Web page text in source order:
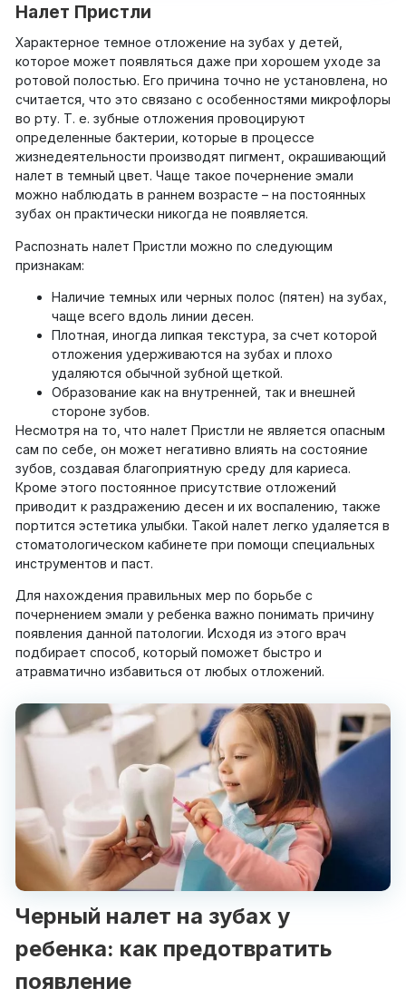
Налет Пристли
Характерное темное отложение на зубах у детей,
которое может появляться даже при хорошем уходе за
ротовой полостью. Его причина точно не установлена, но
считается, что это связано с особенностями микрофлоры
во рту. Т. е. зубные отложения провоцируют
определенные бактерии, которые в процессе
жизнедеятельности производят пигмент, окрашивающий
налет в темный цвет. Чаще такое почернение эмали
можно наблюдать в раннем возрасте – на постоянных
зубах он практически никогда не появляется.
Распознать налет Пристли можно по следующим
признакам:
Наличие темных или черных полос (пятен) на зубах,
чаще всего вдоль линии десен.
Плотная, иногда липкая текстура, за счет которой
отложения удерживаются на зубах и плохо
удаляются обычной зубной щеткой.
Образование как на внутренней, так и внешней
стороне зубов.
Несмотря на то, что налет Пристли не является опасным
сам по себе, он может негативно влиять на состояние
зубов, создавая благоприятную среду для кариеса.
Кроме этого постоянное присутствие отложений
приводит к раздражению десен и их воспалению, также
портится эстетика улыбки. Такой налет легко удаляется в
стоматологическом кабинете при помощи специальных
инструментов и паст.
Для нахождения правильных мер по борьбе с
почернением эмали у ребенка важно понимать причину
появления данной патологии. Исходя из этого врач
подбирает способ, который поможет быстро и
атравматично избавиться от любых отложений.
Черный налет на зубах у
ребенка: как предотвратить
появление